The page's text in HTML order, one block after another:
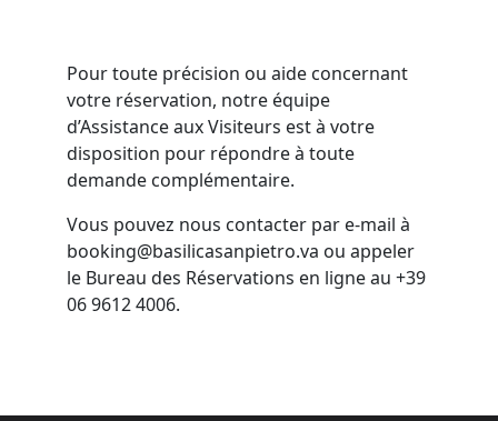
Pour toute précision ou aide concernant
votre réservation, notre équipe
d’Assistance aux Visiteurs est à votre
disposition pour répondre à toute
demande complémentaire.
Vous pouvez nous contacter par e-mail à
booking@basilicasanpietro.va ou appeler
le Bureau des Réservations en ligne au +39
06 9612 4006.